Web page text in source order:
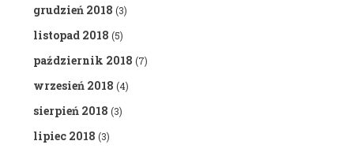
grudzień 2018 (3)
listopad 2018 (5)
październik 2018 (7)
wrzesień 2018 (4)
sierpień 2018 (3)
lipiec 2018 (3)